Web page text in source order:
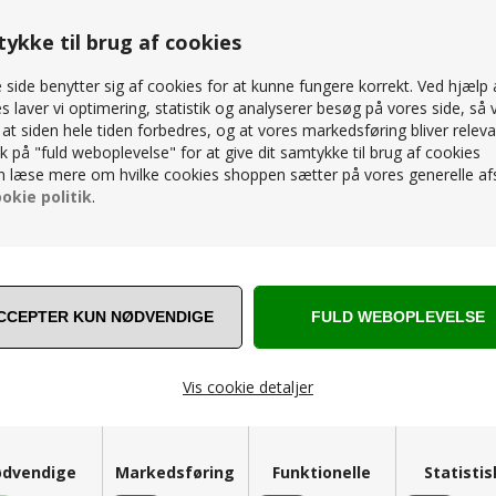
til brug af cookies
side benytter sig af cookies for at kunne fungere korrekt. Ved hjælp
laver vi optimering, statistik og analyserer besøg på vores side, så
at siden hele tiden forbedres, og at vores markedsføring bliver
på "fuld weboplevelse" for at give dit samtykke til brug af cookies
læse mere om hvilke cookies shoppen sætter på vores generelle
politik.
Vis cookie detaljer
Markedsføring Funktionelle
RELATEREDE PRODUKTER
LOUNGESTOL HYNDESÆT
NATTÉ
SPAR
15%
WHITE, CANE-LINE NATTÉ